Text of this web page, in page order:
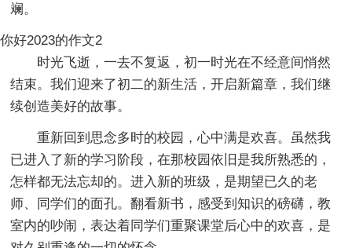
斓。
你好2023的作文2
时光飞逝，一去不复返，初一时光在不经意间悄然
结束。我们迎来了初二的新生活，开启新篇章，我们继
续创造美好的故事。
重新回到思念多时的校园，心中满是欢喜。虽然我
已进入了新的学习阶段，在那校园依旧是我所熟悉的，
怎样都无法忘却的。进入新的班级，是期望已久的老
师、同学们的面孔。翻看新书，感受到知识的磅礴，教
室内的吵闹，表达着同学们重聚课堂后心中的欢喜，是